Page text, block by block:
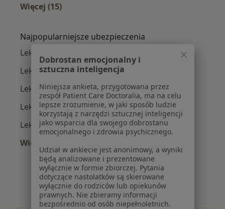
Więcej (15)
Najpopularniejsze ubezpieczenia
Lekarze rodzinni z Allianz w Wrocławiu
Lekarze rodzinni z NFZ w Wrocławiu
Lekarze rodzinni z Medicover w Wrocławiu
Lekarze rodzinni z POLMED w Wrocławiu
Lekarze rodzinni z INTER Polska w Wrocławiu
Więcej (5)
Więcej w kategorii: Najpopularniejsze
Dobrostan emocjonalny i
sztuczna inteligencja
Niniejsza ankieta, przygotowana przez
zespół Patient Care Doctoralia, ma na celu
lepsze zrozumienie, w jaki sposób ludzie
korzystają z narzędzi sztucznej inteligencji
jako wsparcia dla swojego dobrostanu
emocjonalnego i zdrowia psychicznego.
Udział w ankiecie jest anonimowy, a wyniki
będą analizowane i prezentowane
wyłącznie w formie zbiorczej. Pytania
dotyczące nastolatków są skierowane
wyłącznie do rodziców lub opiekunów
prawnych. Nie zbieramy informacji
bezpośrednio od osób niepełnoletnich.